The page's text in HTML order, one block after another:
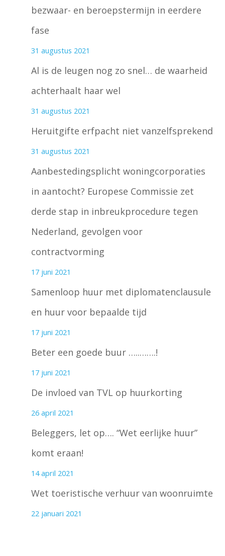
bezwaar- en beroepstermijn in eerdere
fase
31 augustus 2021
Al is de leugen nog zo snel… de waarheid
achterhaalt haar wel
31 augustus 2021
Heruitgifte erfpacht niet vanzelfsprekend
31 augustus 2021
Aanbestedingsplicht woningcorporaties
in aantocht? Europese Commissie zet
derde stap in inbreukprocedure tegen
Nederland, gevolgen voor
contractvorming
17 juni 2021
Samenloop huur met diplomatenclausule
en huur voor bepaalde tijd
17 juni 2021
Beter een goede buur …..…….!
17 juni 2021
De invloed van TVL op huurkorting
26 april 2021
Beleggers, let op…. “Wet eerlijke huur”
komt eraan!
14 april 2021
Wet toeristische verhuur van woonruimte
22 januari 2021